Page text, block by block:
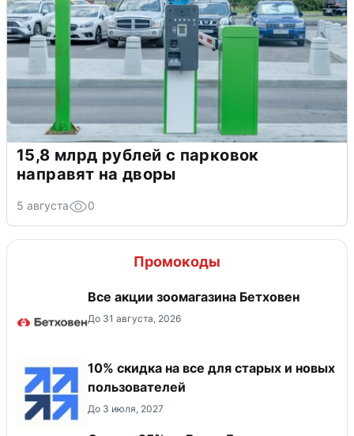
15,8 млрд рублей с парковок
направят на дворы
5 августа 0
Промокоды
Все акции зоомагазина Бетховен
До 31 августа, 2026
10% скидка на все для старых и новых
пользователей
До 3 июля, 2027